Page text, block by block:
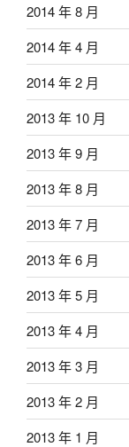
2014 年 8 月
2014 年 4 月
2014 年 2 月
2013 年 10 月
2013 年 9 月
2013 年 8 月
2013 年 7 月
2013 年 6 月
2013 年 5 月
2013 年 4 月
2013 年 3 月
2013 年 2 月
2013 年 1 月